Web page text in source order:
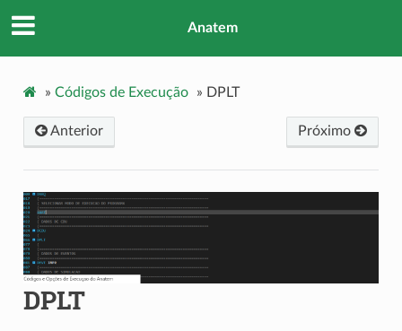
Anatem
» Códigos de Execução » DPLT
Próximo
Anterior
DPLT